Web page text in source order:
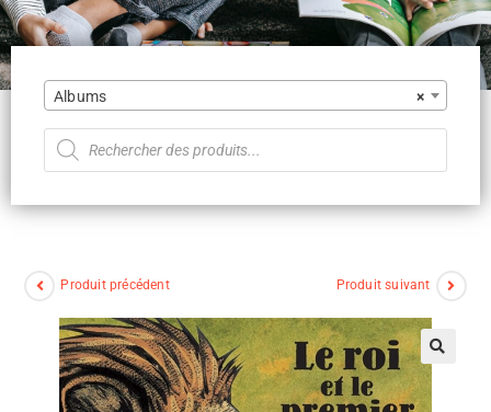
×
Albums
Produit précédent Produit suivant